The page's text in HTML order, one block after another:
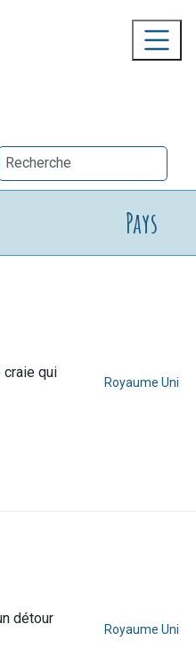
Pays
qui
Royaume Uni
détour
Royaume Uni